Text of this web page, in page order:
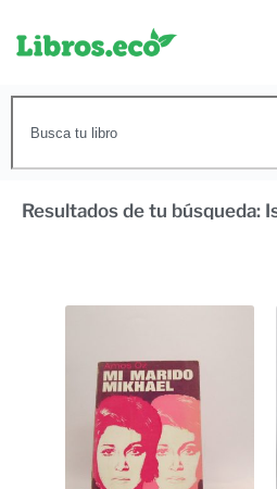
Resultados de tu búsqueda: